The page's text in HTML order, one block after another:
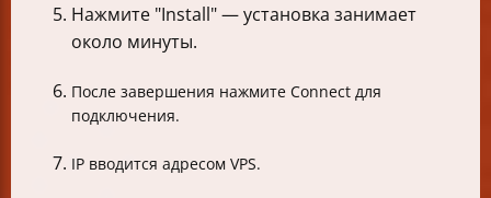
Нажмите "Install" — установка занимает
около минуты.
После завершения нажмите Connect для
подключения.
IP вводится адресом VPS.